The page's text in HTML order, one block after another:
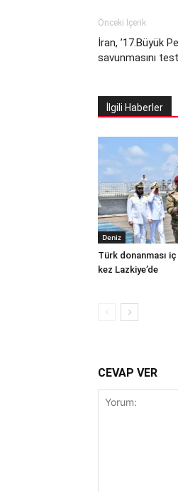
Önceki İçerik
İran, ’17.Büyük
savunmasını
İlgili Haberler
Deniz
Türk donanması
kez Lazkiye’de
CEVAP VER